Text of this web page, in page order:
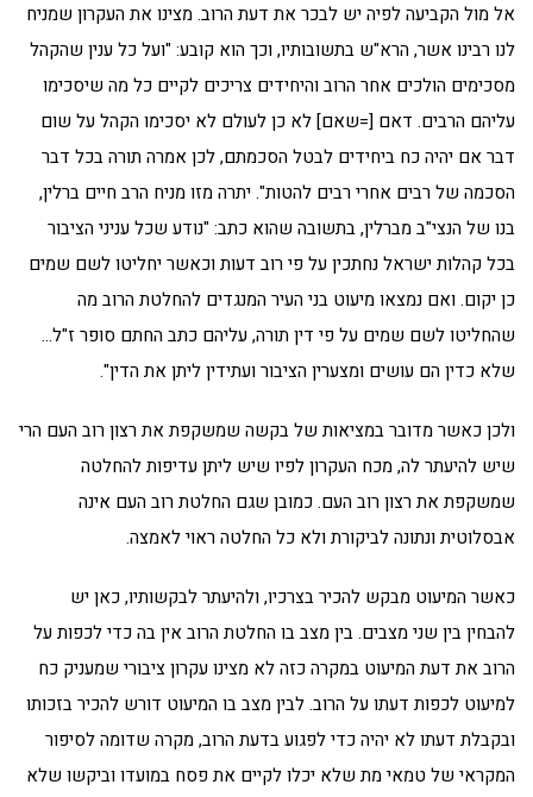
אל מול הקביעה לפיה יש לבכר את דעת הרוב. מצינו את העקרון שמניח
לנו רבינו אשר, הרא"ש בתשובותיו, וכך הוא קובע: "ועל כל ענין שהקהל
מסכימים הולכים אחר הרוב והיחידים צריכים לקיים כל מה שיסכימו
עליהם הרבים. דאם [=שאם] לא כן לעולם לא יסכימו הקהל על שום
דבר אם יהיה כח ביחידים לבטל הסכמתם, לכן אמרה תורה בכל דבר
הסכמה של רבים אחרי רבים להטות". יתרה מזו מניח הרב חיים ברלין,
בנו של הנצי"ב מברלין, בתשובה שהוא כתב: "נודע שכל עניני הציבור
בכל קהלות ישראל נחתכין על פי רוב דעות וכאשר יחליטו לשם שמים
כן יקום. ואם נמצאו מיעוט בני העיר המנגדים להחלטת הרוב מה
שהחליטו לשם שמים על פי דין תורה, עליהם כתב החתם סופר ז"ל…
שלא כדין הם עושים ומצערין הציבור ועתידין ליתן את הדין".
ולכן כאשר מדובר במציאות של בקשה שמשקפת את רצון רוב העם הרי
שיש להיעתר לה, מכח העקרון לפיו שיש ליתן עדיפות להחלטה
שמשקפת את רצון רוב העם. כמובן שגם החלטת רוב העם אינה
אבסלוטית ונתונה לביקורת ולא כל החלטה ראוי לאמצה.
כאשר המיעוט מבקש להכיר בצרכיו, ולהיעתר לבקשותיו, כאן יש
להבחין בין שני מצבים. בין מצב בו החלטת הרוב אין בה כדי לכפות על
הרוב את דעת המיעוט במקרה כזה לא מצינו עקרון ציבורי שמעניק כח
למיעוט לכפות דעתו על הרוב. לבין מצב בו המיעוט דורש להכיר בזכותו
ובקבלת דעתו לא יהיה כדי לפגוע בדעת הרוב, מקרה שדומה לסיפור
המקראי של טמאי מת שלא יכלו לקיים את פסח במועדו וביקשו שלא